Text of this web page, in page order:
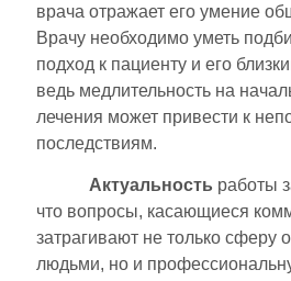
врача отражает его умение
Врачу необходимо уметь
подход к пациенту и его
ведь медлительность на
лечения может привести к
последствиям.
Актуальность работы
что вопросы, касающиеся
затрагивают не только сферу
людьми, но и